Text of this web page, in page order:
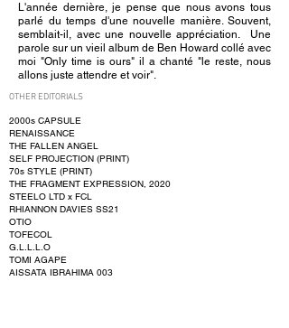
L'année dernière, je pense que nous avons tous
parlé du temps d'une nouvelle manière. Souvent,
semblait-il, avec une nouvelle appréciation.
Une
parole sur un vieil album de Ben Howard collé avec
moi "Only time is ours" il a chanté "le reste, nous
allons juste attendre et voir".
OTHER EDITORIALS
2000s CAPSULE
RENAISSANCE
THE FALLEN ANGEL
SELF PROJECTION (PRINT)
70s STYLE (PRINT)
THE FRAGMENT EXPRESSION, 2020
STEELO LTD x FCL
RHIANNON DAVIES SS21
OTIO
TOFECOL
G.L.L.L.O
TOMI AGAPE
AISSATA IBRAHIMA 003